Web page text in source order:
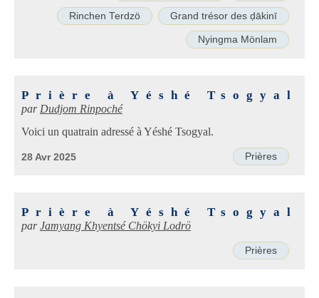
Rinchen Terdzö Grand trésor des ḍākinī
Nyingma Mönlam
Prière à Yéshé Tsogyal
parDudjom Rinpoché
Voici un quatrain adressé à Yéshé Tsogyal.
Prières
28 Avr 2025
Prière à Yéshé Tsogyal
parJamyang Khyentsé Chökyi Lodrö
Prières